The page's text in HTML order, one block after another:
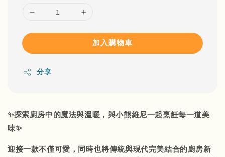
加入購物車
分享
✨探索廚房中的魔法與溫暖，與小熊維尼一起烹飪每一道美
味✨
迎接一款不僅可愛，同時也將傳統與現代完美結合的廚房新